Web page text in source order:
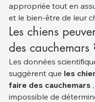
appropriée tout en
et le bien-être de leur
Les chiens
des cauchemars
Les données
suggèrent que les
faire des cauchemars
impossible de